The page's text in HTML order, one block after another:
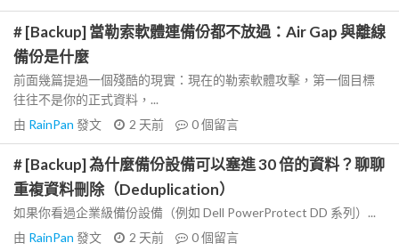
# [Backup] 當勒索軟體連備份都不放過：Air Gap 與離線
備份是什麼
前面幾篇提過一個殘酷的現實：現在的勒索軟體攻擊，第一個目標
往往不是你的正式資料，...
由 RainPan 發文 2 天前 0個留言
# [Backup] 為什麼備份設備可以塞進 30 倍的資料？聊聊
重複資料刪除（Deduplication）
如果你看過企業級備份設備（例如 Dell PowerProtect DD 系列）...
由 RainPan 發文 2 天前 0個留言